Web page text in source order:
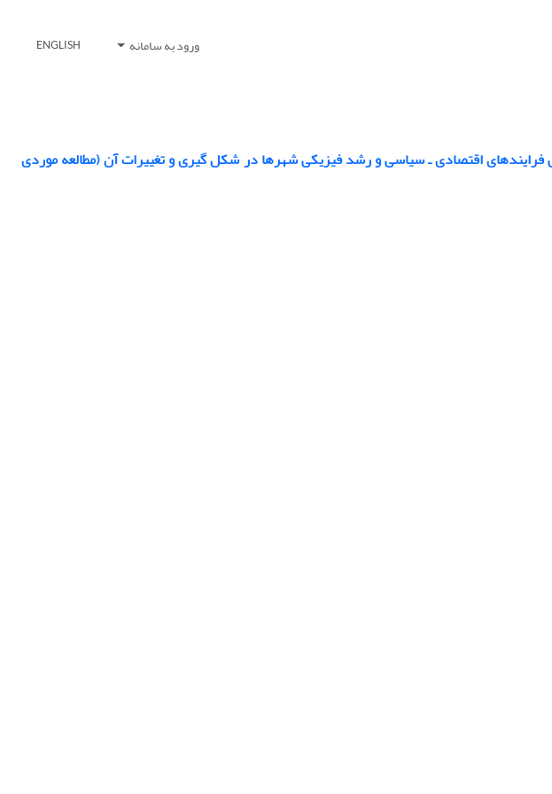
ورود به سامانه ENGLISH
اقتصادی ـ سیاسی و رشد فیزیکی شهرها در شکل گیری و تغییرات آن (مطالعه موردی